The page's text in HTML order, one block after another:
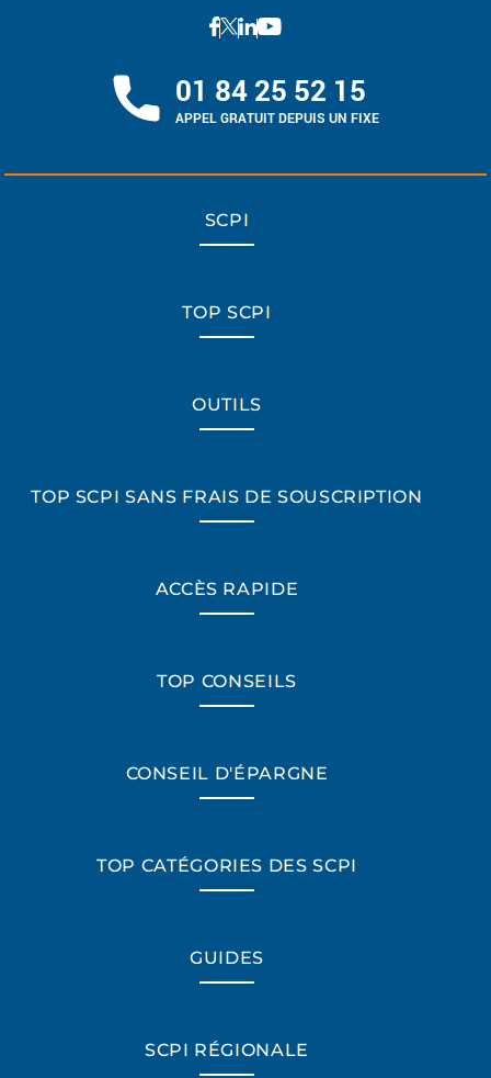
01 84 25 52 15
APPEL GRATUIT DEPUIS UN FIXE
SCPI
TOP SCPI
OUTILS
TOP SCPI SANS FRAIS DE SOUSCRIPTION
ACCÈS RAPIDE
TOP CONSEILS
CONSEIL D'ÉPARGNE
TOP CATÉGORIES DES SCPI
GUIDES
SCPI RÉGIONALE